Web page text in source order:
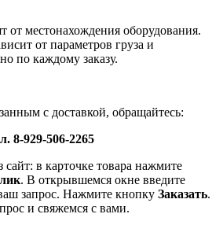
от местонахождения оборудования.
от параметров груза и
по каждому заказу.
с доставкой, обращайтесь:
8-929-506-2265
сайт: в карточке товара нажмите
. В открывшемся окне введите
запрос. Нажмите кнопку Заказать.
и свяжемся с вами.